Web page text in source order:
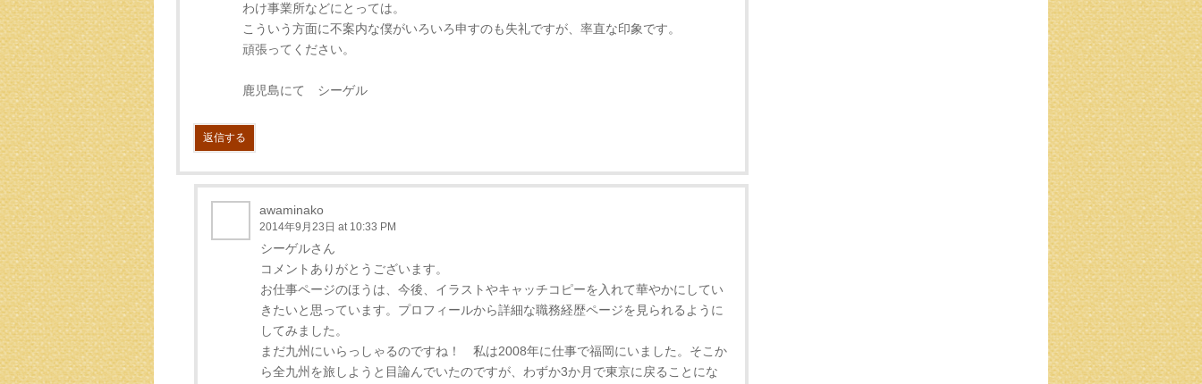
わけ事業所などにとっては。
こういう方面に不案内な僕がいろいろ申すのも失礼ですが、率直な印象です。
頑張ってください。
鹿児島にて シーゲル
返信する
awaminako
2014年9月23日 at 10:33 PM
シーゲルさん
コメントありがとうございます。
お仕事ページのほうは、今後、イラストやキャッチコピーを入れて華やかにしてい
きたいと思っています。プロフィールから詳細な職務経歴ページを見られるように
してみました。
まだ九州にいらっしゃるのですね！ 私は2008年に仕事で福岡にいました。そこか
ら全九州を旅しようと目論んでいたのですが、わずか3か月で東京に戻ることにな